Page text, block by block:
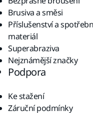
Brusiva a směsi
Příslušenství a
materiál
Superabraziva
Nejznámější značky
Podpora
Ke stažení
Záruční podmínky